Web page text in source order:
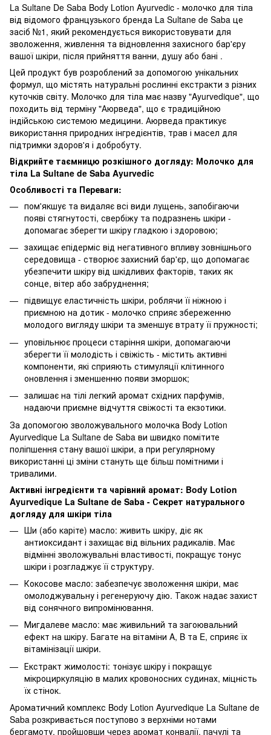
La Sultane De Saba Body Lotion Ayurvedic - молочко для тіла
від відомого французького бренда La Sultane de Saba це
засіб №1, який рекомендується використовувати для
зволоження, живлення та відновлення захисного бар'єру
вашої шкіри, після прийняття ванни, душу або бані .
Цей продукт був розроблений за допомогою унікальних
формул, що містять натуральні рослинні екстракти з різних
куточків світу. Молочко для тіла має назву "Ayurvedique", що
походить від терміну "Аюрведа", що є традиційною
індійською системою медицини. Аюрведа практикує
використання природних інгредієнтів, трав і масел для
підтримки здоров'я і добробуту.
Відкрийте таємницю розкішного догляду: Молочко для
тіла La Sultane de Saba Ayurvedic
Особливості та Переваги:
пом'якшує та видаляє всі види лущень, запобігаючи
появі стягнутості, свербіжу та подразнень шкіри -
допомагає зберегти шкіру гладкою і здоровою;
захищає епідерміс від негативного впливу зовнішнього
середовища - створює захисний бар'єр, що допомагає
убезпечити шкіру від шкідливих факторів, таких як
сонце, вітер або забруднення;
підвищує еластичність шкіри, роблячи її ніжною і
приємною на дотик - молочко сприяє збереженню
молодого вигляду шкіри та зменшує втрату її пружності;
уповільнює процеси старіння шкіри, допомагаючи
зберегти її молодість і свіжість - містить активні
компоненти, які сприяють стимуляції клітинного
оновлення і зменшенню появи зморшок;
залишає на тілі легкий аромат східних парфумів,
надаючи приємне відчуття свіжості та екзотики.
За допомогою зволожувального молочка Body Lotion
Ayurvedique La Sultane de Saba ви швидко помітите
поліпшення стану вашої шкіри, а при регулярному
використанні ці зміни стануть ще більш помітними і
тривалими.
Активні інгредієнти та чарівний аромат: Body Lotion
Ayurvedique La Sultane de Saba - Секрет натурального
догляду для шкіри тіла
Ши (або каріте) масло: живить шкіру, діє як
антиоксидант і захищає від вільних радикалів. Має
відмінні зволожувальні властивості, покращує тонус
шкіри і розгладжує її структуру.
Кокосове масло: забезпечує зволоження шкіри, має
омолоджувальну і регенеруючу дію. Також надає захист
від сонячного випромінювання.
Мигдалеве масло: має живильний та загоювальний
ефект на шкіру. Багате на вітаміни A, B та E, сприяє їх
вітамінізації шкіри.
Екстракт жимолості: тонізує шкіру і покращує
мікроциркуляцію в малих кровоносних судинах, міцність
їх стінок.
Ароматичний комплекс Body Lotion Ayurvedique La Sultane de
Saba розкривається поступово з верхніми нотами
бергамоту, пройшовши через аромат конвалії, пачулі та